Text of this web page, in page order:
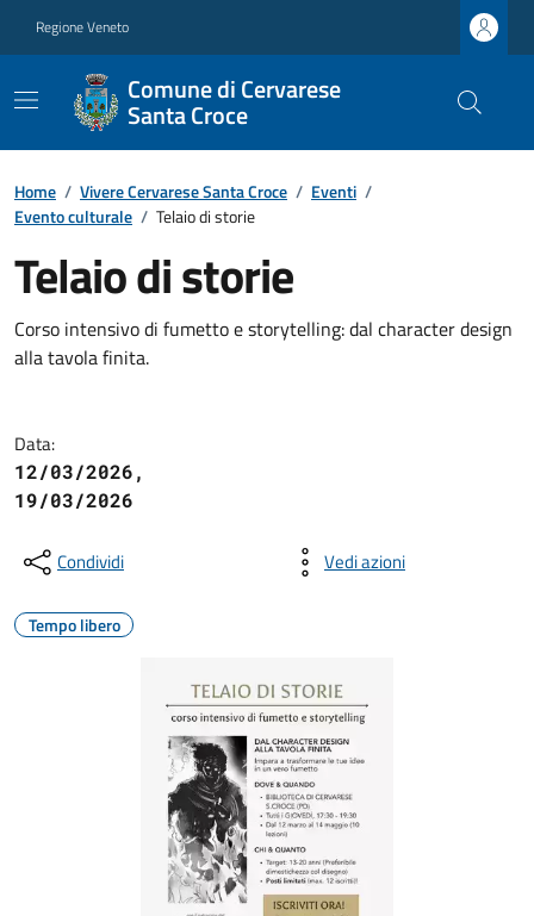
Regione Veneto
Comune di Cervarese
Santa Croce
Home / Vivere Cervarese Santa Croce / Eventi /
Evento culturale / Telaio di storie
Telaio di storie
Corso intensivo di fumetto e storytelling: dal character design
alla tavola finita.
Data:
12/03/2026,
19/03/2026
Condividi Vedi azioni
Tempo libero